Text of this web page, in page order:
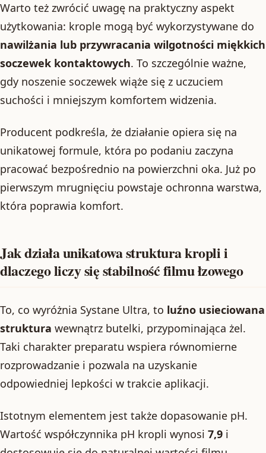
Warto też zwrócić uwagę na praktyczny aspekt
użytkowania: krople mogą być wykorzystywane do
nawilżania lub przywracania wilgotności miękkich
soczewek kontaktowych. To szczególnie ważne,
gdy noszenie soczewek wiąże się z uczuciem
suchości i mniejszym komfortem widzenia.
Producent podkreśla, że działanie opiera się na
unikatowej formule, która po podaniu zaczyna
pracować bezpośrednio na powierzchni oka. Już po
pierwszym mrugnięciu powstaje ochronna warstwa,
która poprawia komfort.
Jak działa unikatowa struktura kropli i
dlaczego liczy się stabilność filmu łzowego
To, co wyróżnia Systane Ultra, to luźno usieciowana
struktura wewnątrz butelki, przypominająca żel.
Taki charakter preparatu wspiera równomierne
rozprowadzanie i pozwala na uzyskanie
odpowiedniej lepkości w trakcie aplikacji.
Istotnym elementem jest także dopasowanie pH.
Wartość współczynnika pH kropli wynosi 7,9 i